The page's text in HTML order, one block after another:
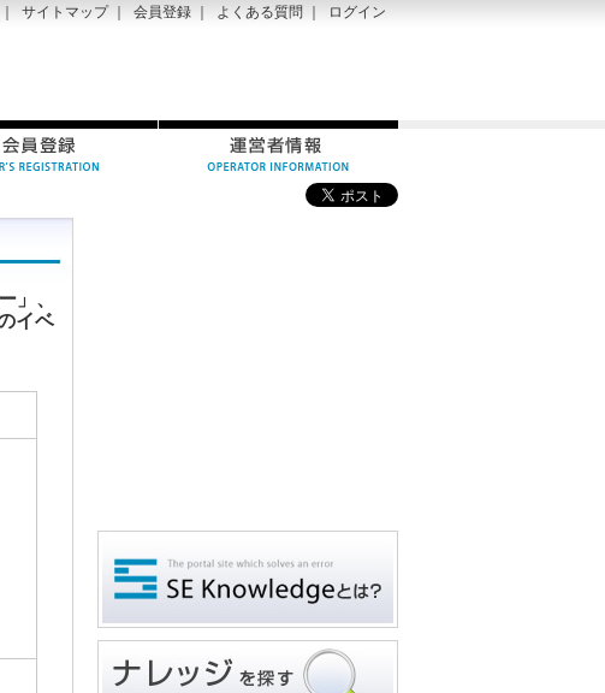
サイトマップ｜ 会員登録 よくある質問 ログイン
」、
イベ